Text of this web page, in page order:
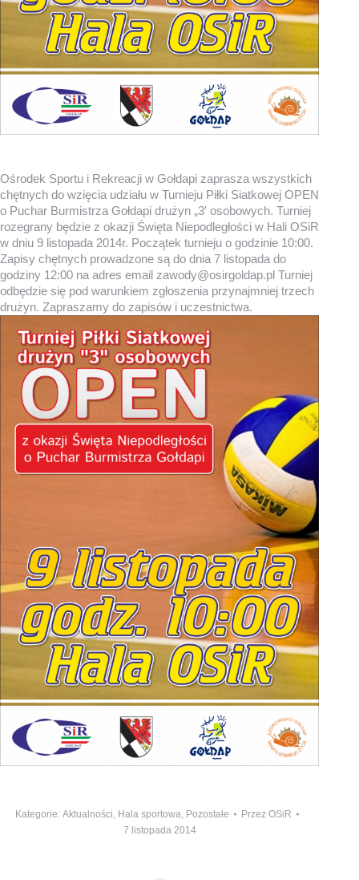
Ośrodek Sportu i Rekreacji w Gołdapi zaprasza wszystkich
chętnych do wzięcia udziału w Turnieju Piłki Siatkowej OPEN
o Puchar Burmistrza Gołdapi drużyn „3′ osobowych. Turniej
rozegrany będzie z okazji Święta Niepodległości w Hali OSiR
w dniu 9 listopada 2014r. Początek turnieju o godzinie 10:00.
Zapisy chętnych prowadzone są do dnia 7 listopada do
godziny 12:00 na adres email zawody@osirgoldap.pl Turniej
odbędzie się pod warunkiem zgłoszenia przynajmniej trzech
drużyn. Zapraszamy do zapisów i uczestnictwa.
Kategorie: Aktualności, Hala sportowa, Pozostałe Przez OSiR
7 listopada 2014